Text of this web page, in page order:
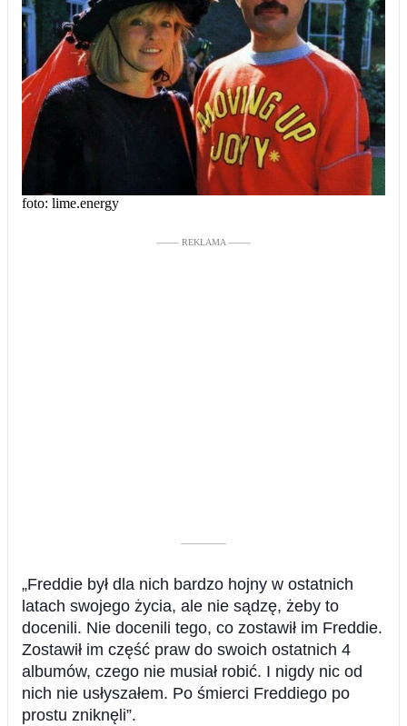
foto: lime.energy
––––– REKLAMA –––––
––––––––––
„Freddie był dla nich bardzo hojny w ostatnich
latach swojego życia, ale nie sądzę, żeby to
docenili. Nie docenili tego, co zostawił im Freddie.
Zostawił im część praw do swoich ostatnich 4
albumów, czego nie musiał robić. I nigdy nic od
nich nie usłyszałem. Po śmierci Freddiego po
prostu zniknęli”.